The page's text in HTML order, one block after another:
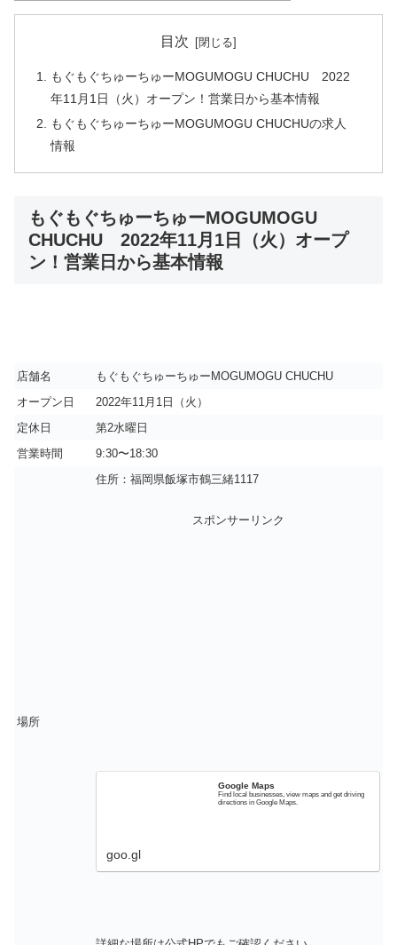
目次
もぐもぐちゅーちゅーMOGUMOGU CHUCHU 2022
年11月1日（火）オープン！営業日から基本情報
もぐもぐちゅーちゅーMOGUMOGU CHUCHUの求人
情報
もぐもぐちゅーちゅーMOGUMOGU
CHUCHU 2022年11月1日（火）オープ
ン！営業日から基本情報
店舗名
もぐもぐちゅーちゅーMOGUMOGU CHUCHU
オープン日
2022年11月1日（火）
定休日
第2水曜日
営業時間
9:30〜18:30
場所
住所：福岡県飯塚市鶴三緒1117
スポンサーリンク
Google Maps
Find local businesses, view maps and get driving
directions in Google Maps.
goo.gl